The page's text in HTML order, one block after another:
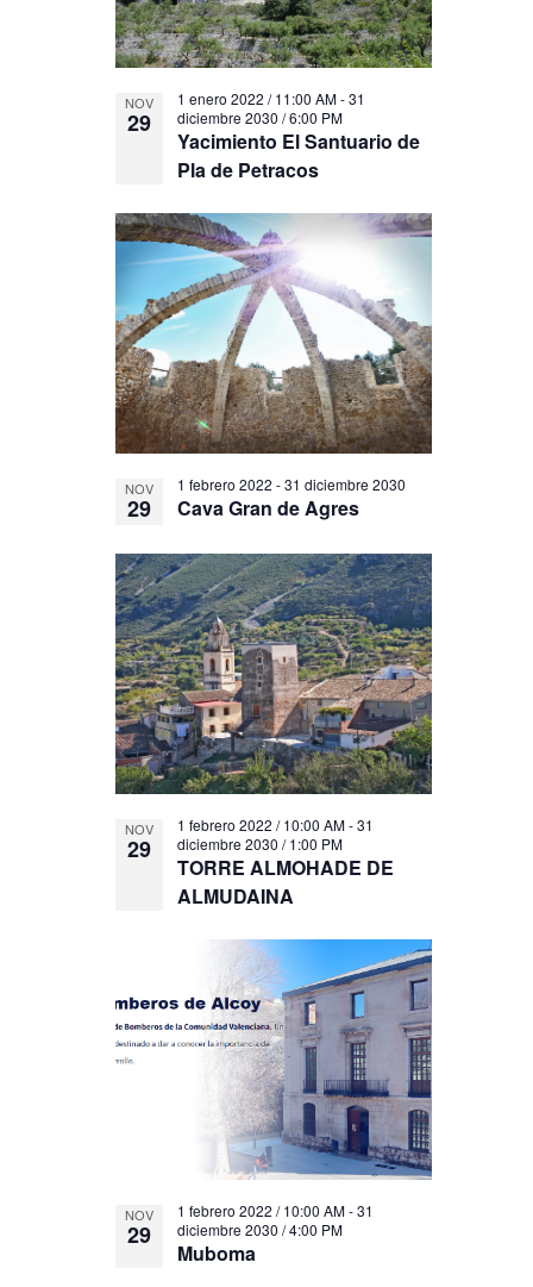
NOV
29
Yacimiento El Santuario de
Pla de Petracos
1 enero 2022 / 11:00 AM-31
diciembre 2030 / 6:00 PM
NOV
29 Cava Gran de Agres
1 febrero 2022 -31 diciembre 2030
NOV
29
TORRE ALMOHADE DE
ALMUDAINA
1 febrero 2022 / 10:00 AM-31
diciembre 2030 / 1:00 PM
NOV
29
Muboma
1 febrero 2022 / 10:00 AM-31
diciembre 2030 / 4:00 PM